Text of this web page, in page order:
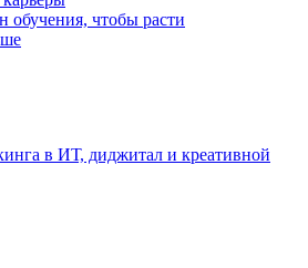
обучения, чтобы расти
в ИТ, диджитал и креативной